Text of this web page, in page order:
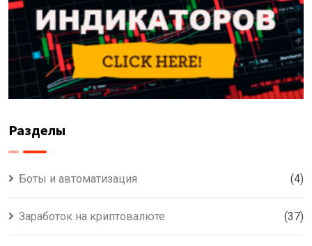
Разделы
Боты и автоматизация (4)
Заработок на криптовалюте (37)